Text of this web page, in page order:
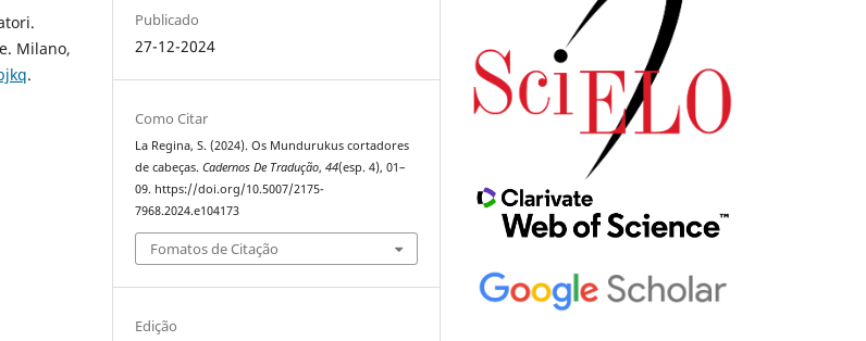
Milano,
.
Publicado
27-12-2024
Como Citar
La Regina, S. (2024). Os Mundurukus cortadores
de cabeças.Cadernos De Tradução,44(esp. 4), 01–
09. https://doi.org/10.5007/2175-
7968.2024.e104173
Fomatos de Citação
Edição